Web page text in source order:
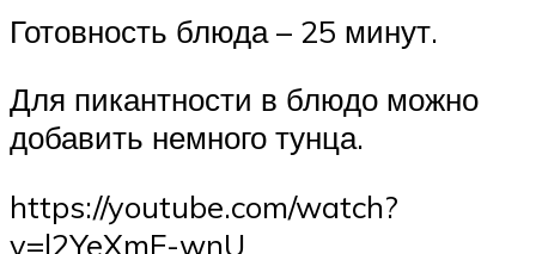
Готовность блюда – 25 минут.
Для пикантности в блюдо можно
добавить немного тунца.
https://youtube.com/watch?
v=l2YeXmF-wnU